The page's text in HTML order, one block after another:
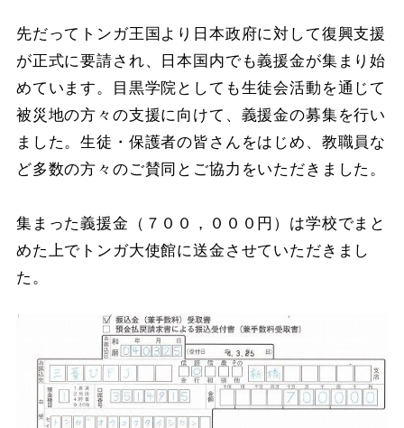
先だってトンガ王国より日本政府に対して復興支援
が正式に要請され、日本国内でも義援金が集まり始
めています。目黒学院としても生徒会活動を通じて
被災地の方々の支援に向けて、義援金の募集を行い
ました。生徒・保護者の皆さんをはじめ、教職員な
ど多数の方々のご賛同とご協力をいただきました。
集まった義援金（７００，０００円）は学校でまと
めた上でトンガ大使館に送金させていただきまし
た。